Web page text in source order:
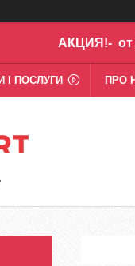
АКЦИЯ!- от
І ПОСЛУГИ ПРО